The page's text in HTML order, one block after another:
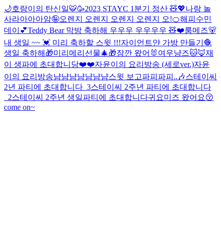
🌙호랑이의 탄신일🐯🥳2023 STAYC 1분기 정산 🧸💖나랑 놀
사라아아아암🤪오렌지 오렌지 오렌지 오렌지 오!🍊해피수민
데이💕Teddy Bear 막방 축하해 우우우 우우우우 🧸❤️룸메즈🐻
내 생일 ~~ 💓 미리 축하할 스윗 !!!자이언트얀 가방 만들기🧶
생일 축하해🎁미리메리선물🎄🎁잠깐 왔어🐰 여우냥즈🐱🦊재
이 생파에 초대합니당❤️❤️자윤이의 요리방송 (세로ver.)자윤
이의 요리방송냠냠냠냠냠냠냠스윗 보고파피파피..🎶스테이씨
2년 파티에 초대합니다_3스테이씨 2주년 파티에 초대합니다
_2스테이씨 2주년 생일파티에 초대합니다귀요미즈 왔어요😚
come on~